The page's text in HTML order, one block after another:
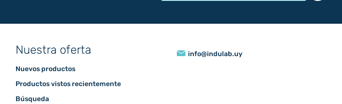
Nuestra oferta
Nuevos productos
Productos vistos recientemente
Búsqueda
info@indulab.uy